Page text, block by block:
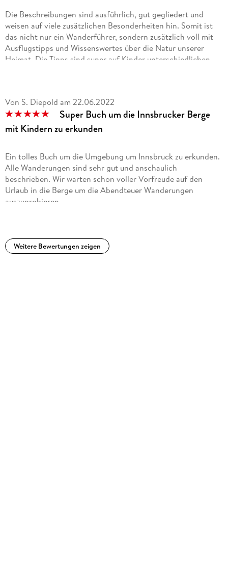
Die Beschreibungen sind ausführlich, gut gegliedert und
weisen auf viele zusätzlichen Besonderheiten hin. Somit ist
das nicht nur ein Wanderführer, sondern zusätzlich voll mit
Ausflugstipps und Wissenswertes über die Natur unserer
Heimat. Die Tipps sind super auf Kinder unterschiedlichen
Von S. Diepold am 22.06.2022
Super Buch um die Innsbrucker Berge
mit Kindern zu erkunden
Ein tolles Buch um die Umgebung um Innsbruck zu erkunden.
Alle Wanderungen sind sehr gut und anschaulich
beschrieben. Wir warten schon voller Vorfreude auf den
Urlaub in die Berge um die Abendteuer Wanderungen
auszuprobieren.
Weitere Bewertungen zeigen